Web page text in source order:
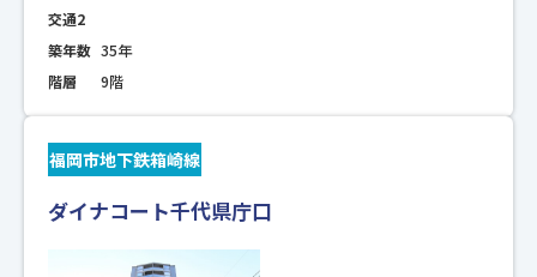
交通2
築年数 35年
階層
9階
福岡市地下鉄箱崎線
ダイナコート千代県庁口